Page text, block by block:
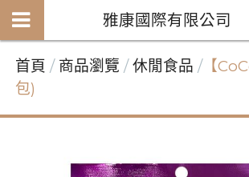
雅康國際有限公司
首頁 商品瀏覽 休閒食品 【
包)